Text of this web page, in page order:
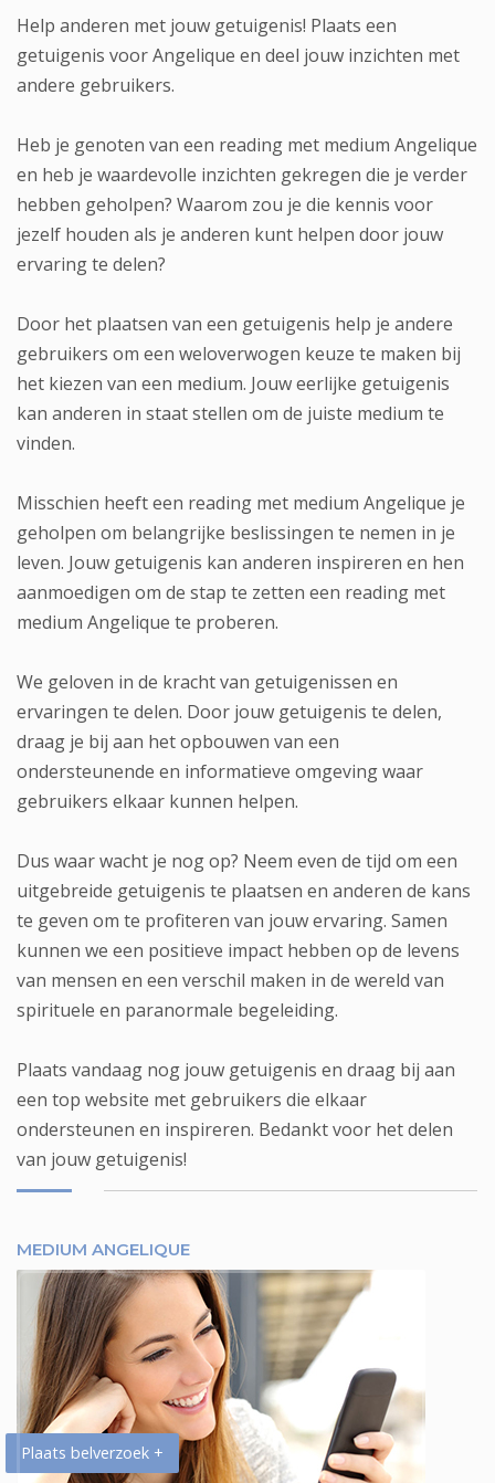
Help anderen met jouw getuigenis! Plaats een
getuigenis voor Angelique en deel jouw inzichten met
andere gebruikers.
Heb je genoten van een reading met medium Angelique
en heb je waardevolle inzichten gekregen die je verder
hebben geholpen? Waarom zou je die kennis voor
jezelf houden als je anderen kunt helpen door jouw
ervaring te delen?
Door het plaatsen van een getuigenis help je andere
gebruikers om een weloverwogen keuze te maken bij
het kiezen van een medium. Jouw eerlijke getuigenis
kan anderen in staat stellen om de juiste medium te
vinden.
Misschien heeft een reading met medium Angelique je
geholpen om belangrijke beslissingen te nemen in je
leven. Jouw getuigenis kan anderen inspireren en hen
aanmoedigen om de stap te zetten een reading met
medium Angelique te proberen.
We geloven in de kracht van getuigenissen en
ervaringen te delen. Door jouw getuigenis te delen,
draag je bij aan het opbouwen van een
ondersteunende en informatieve omgeving waar
gebruikers elkaar kunnen helpen.
Dus waar wacht je nog op? Neem even de tijd om een
uitgebreide getuigenis te plaatsen en anderen de kans
te geven om te profiteren van jouw ervaring. Samen
kunnen we een positieve impact hebben op de levens
van mensen en een verschil maken in de wereld van
spirituele en paranormale begeleiding.
Plaats vandaag nog jouw getuigenis en draag bij aan
een top website met gebruikers die elkaar
ondersteunen en inspireren. Bedankt voor het delen
van jouw getuigenis!
MEDIUM ANGELIQUE
Plaats belverzoek +